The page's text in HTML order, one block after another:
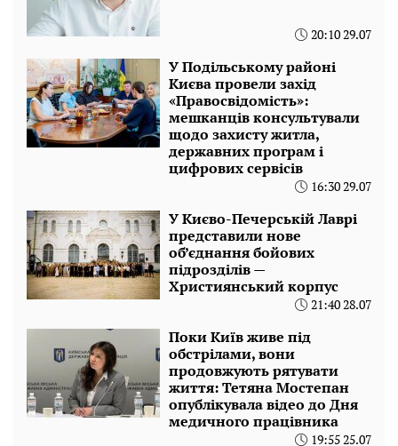
20:10 29.07
У Подільському районі
Києва провели захід
«Правосвідомість»:
мешканців консультували
щодо захисту житла,
державних програм і
цифрових сервісів
16:30 29.07
У Києво-Печерській Лаврі
представили нове
об’єднання бойових
підрозділів —
Християнський корпус
21:40 28.07
Поки Київ живе під
обстрілами, вони
продовжують рятувати
життя: Тетяна Мостепан
опублікувала відео до Дня
медичного працівника
19:55 25.07